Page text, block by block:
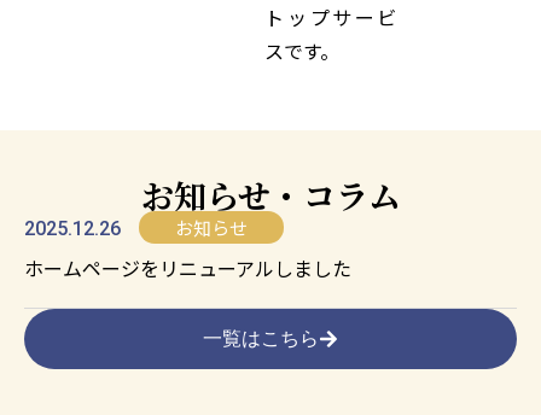
トップサービ
スです。
お知らせ・コラム
2025.12.26 お知らせ
ホームページをリニューアルしました
一覧はこちら